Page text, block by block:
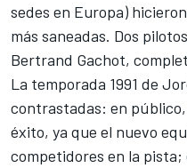
sedes en Europa)
más saneadas. Dos
Bertrand Gachot,
La temporada 1991 de
contrastadas: en
éxito, ya que el nuevo
competidores en la